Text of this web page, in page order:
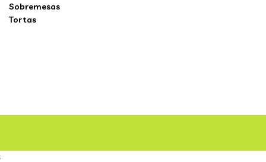
Sobremesas
Tortas
;